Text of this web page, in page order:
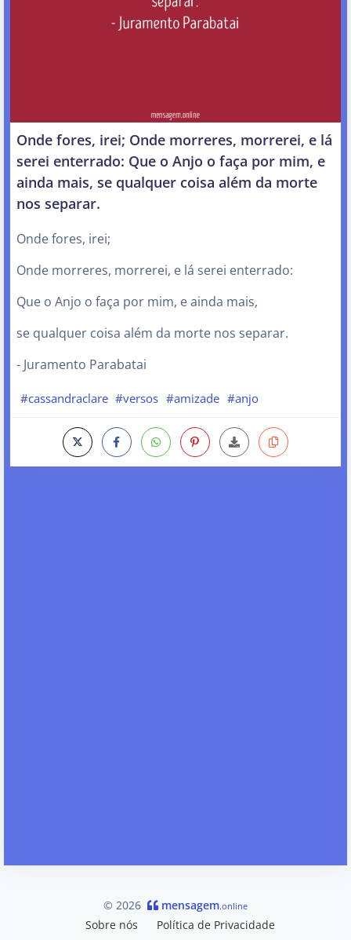
Onde fores, irei; Onde morreres, morrerei, e lá
serei enterrado: Que o Anjo o faça por mim, e
ainda mais, se qualquer coisa além da morte
nos separar.
Onde fores, irei;
Onde morreres, morrerei, e lá serei enterrado:
Que o Anjo o faça por mim, e ainda mais,
se qualquer coisa além da morte nos separar.
- Juramento Parabatai
#cassandraclare #versos #amizade #anjo
© 2026 mensagem.online
Sobre nós Política de Privacidade